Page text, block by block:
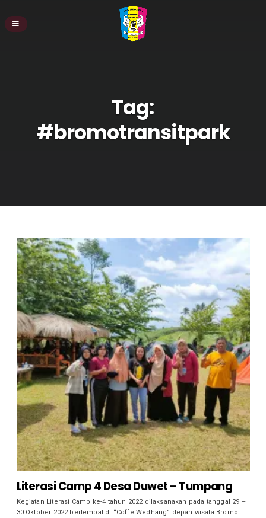
Tag:
#bromotransitpark
Literasi Camp 4 Desa Duwet – Tumpang
Kegiatan Literasi Camp ke-4 tahun 2022 dilaksanakan pada tanggal 29 –
30 Oktober 2022 bertempat di “Coffe Wedhang” depan wisata Bromo